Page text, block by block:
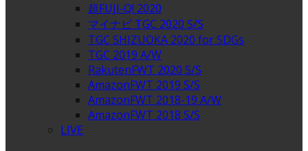
超FUJI-Q! 2020
マイナビ TGC 2020 S/S
TGC SHIZUOKA 2020 for SDGs
TGC 2019 A/W
RakutenFWT 2020 S/S
AmazonFWT 2019 S/S
AmazonFWT 2018-19 A/W
AmazonFWT 2018 S/S
LIVE